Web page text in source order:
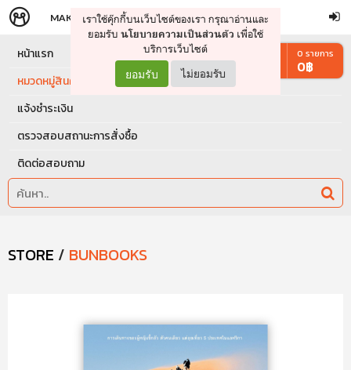
จัดการรถเข็น ดำเนินการต่อ
MAKERS STORE
เราใช้คุ๊กกี้บนเว็บไซต์ของเรา กรุณาอ่านและ
ยอมรับ นโยบายความเป็นส่วนตัว เพื่อใช้
บริการเว็บไซต์
ยอมรับ ไม่ยอมรับ
หน้าแรก
หมวดหมู่สินค้า
แจ้งชำระเงิน
ตรวจสอบสถานะการสั่งซื้อ
ติดต่อสอบถาม
0 รายการ
0฿
STORE / BUNBOOKS